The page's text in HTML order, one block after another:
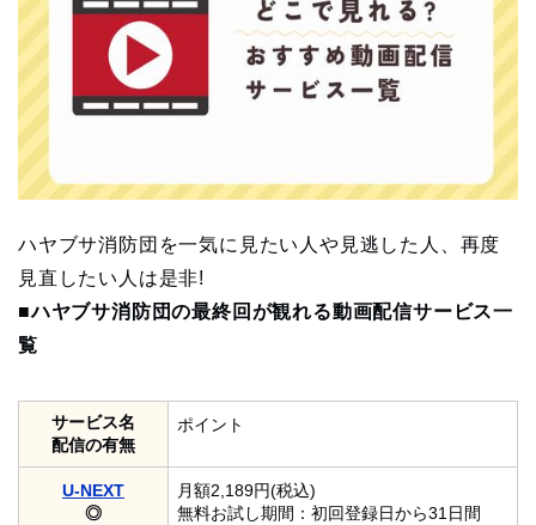
ハヤブサ消防団を一気に見たい人や見逃した人、再度
見直したい人は是非!
■ハヤブサ消防団の最終回が観れる動画配信サービス一
覧
サービス名
配信の有無
ポイント
U-NEXT
◎
月額2,189円(税込)
無料お試し期間：初回登録日から31日間